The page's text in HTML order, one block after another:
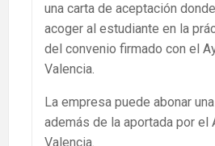
una carta de aceptación
acoger al estudiante en la
del convenio firmado con el
Valencia.
La empresa puede abonar
además de la aportada por el
Valencia.